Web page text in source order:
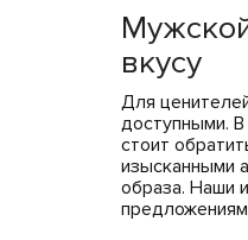
вкусу
Для
доступными.
стоит
изысканными
образа. Наши
предложениям